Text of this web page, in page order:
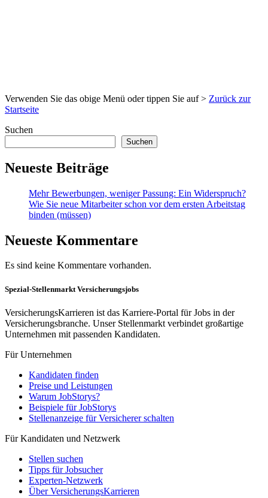
Verwenden Sie das obige Menü oder tippen Sie auf > Zurück zur
Startseite
Suchen
Suchen
Neueste Beiträge
Mehr Bewerbungen, weniger Passung: Ein Widerspruch?
Wie Sie neue Mitarbeiter schon vor dem ersten Arbeitstag
binden (müssen)
Neueste Kommentare
Es sind keine Kommentare vorhanden.
Spezial-Stellenmarkt Versicherungsjobs
VersicherungsKarrieren ist das Karriere-Portal für Jobs in der
Versicherungsbranche. Unser Stellenmarkt verbindet großartige
Unternehmen mit passenden Kandidaten.
Für Unternehmen
Kandidaten finden
Preise und Leistungen
Warum JobStorys?
Beispiele für JobStorys
Stellenanzeige für Versicherer schalten
Für Kandidaten und Netzwerk
Stellen suchen
Tipps für Jobsucher
Experten-Netzwerk
Über VersicherungsKarrieren